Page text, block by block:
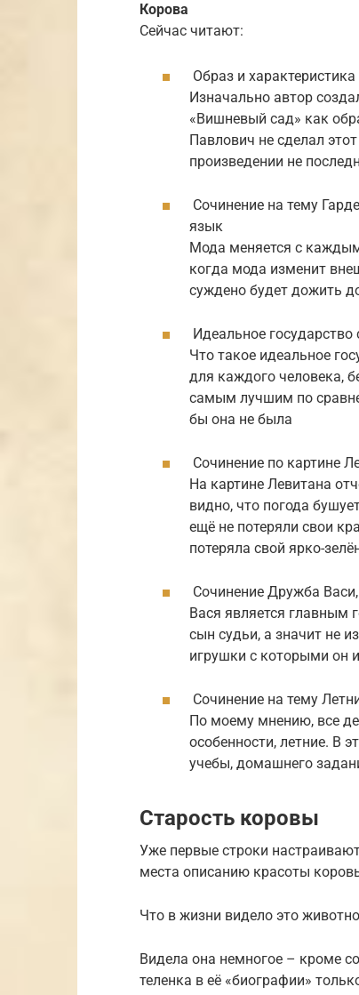
Корова
Сейчас читают:
Образ и
Изначально автор
«Вишневый сад» как
Павлович не сделал
произведении не
Сочинение на тему
язык
Мода меняется с
когда мода изменит
суждено будет дожить
Идеальное
Что такое идеальное
для каждого человека,
самым лучшим по
бы она не была
Сочинение по картине
На картине Левитана
видно, что погода
ещё не потеряли свои
потеряла свой ярко-
Сочинение Дружба
Вася является главным
сын судьи, а значит не
игрушки с которыми он
Сочинение на тему
По моему мнению, все
особенности, летние. В
учебы, домашнего
Старость коровы
Уже первые строки
места описанию красоты
Что в жизни видело это
Видела она немногое – кроме
теленка в её «биографии»